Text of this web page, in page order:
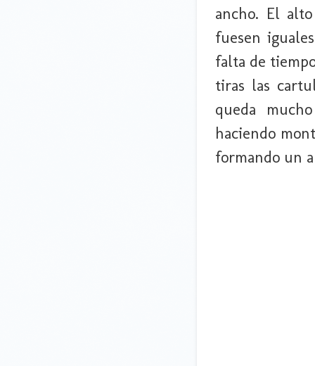
ancho. El
fuesen
falta de
tiras las
queda
haciendo
formando un